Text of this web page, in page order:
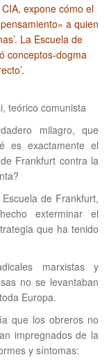
expone cómo el
a quien
La Escuela de
conceptos-dogma
teórico comunista
milagro, que
es exactamente el
Frankfurt contra la
de Frankfurt,
exterminar el
que ha tenido
marxistas y
no se levantaban
Europa.
que los obreros no
impregnados de la
y síntomas: